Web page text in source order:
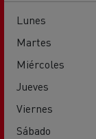
Lunes
Martes
Miércoles
Jueves
Viernes
Sábado